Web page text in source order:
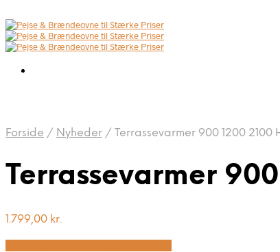
Forside / Nyheder / Terrassevarmer 900 1200 2100
Terrassevarmer
1.799,00 kr.